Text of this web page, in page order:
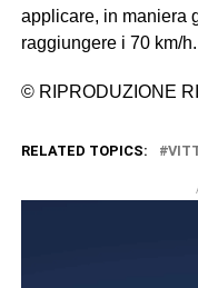
applicare, in maniera
raggiungere i 70 km/h.
© RIPRODUZIONE
RELATED TOPICS: